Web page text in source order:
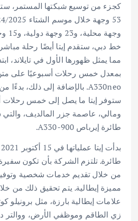
كجزء من توسيع شبكتها المستمر،
خط دبي، ستقدم إيتا أيضًا رحلة
بمعدل خمس رحلات أسبوعيًا على
ستوفر إيتا ما يصل إلى خمس رحلات
ومالي، عاصمة جزر المالديف،
طائرة إيرباص A330-900.
طائرة. تلتزم الشركة بأن تكون
من خلال تقديم خدمات شخصية
مميزة إيطالية. يتم تحقيق ذلك من
علامات إيطالية بارزة، مثل برونيلو
زي الطاقم وموظفي الأرض، ووالتر